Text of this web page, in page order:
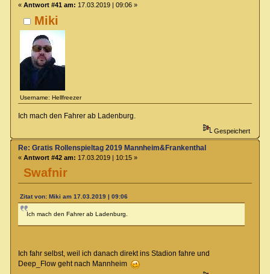
Miki
Username: Hellfreezer
« Antwort #41 am: 17.03.2019 | 09:06 »
Ich mach den Fahrer ab Ladenburg.
Gespeichert
Swafnir
Re: Gratis Rollenspieltag 2019 Mannheim&Frankenthal
« Antwort #42 am: 17.03.2019 | 10:15 »
Zitat von: Miki am 17.03.2019 | 09:06
Ich mach den Fahrer ab Ladenburg.
Ich fahr selbst, weil ich danach direkt ins Stadion fahre und
Deep_Flow geht nach Mannheim